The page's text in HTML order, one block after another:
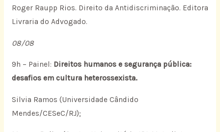
Roger Raupp Rios. Direito da Antidiscriminação. Editora
Livraria do Advogado.
08/08
9h – Painel: Direitos humanos e segurança pública:
desafios em cultura heterossexista.
Silvia Ramos (Universidade Cândido
Mendes/CESeC/RJ);